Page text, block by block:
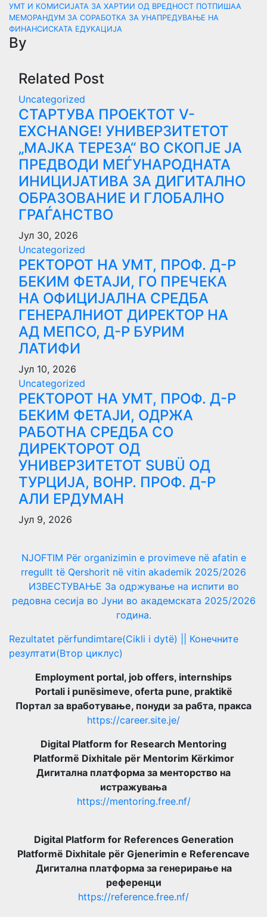
на
напис
УMТ И КОМИСИЈАТА ЗА ХАРТИИ ОД ВРЕДНОСТ ПОТПИШАА
МЕМОРАНДУМ ЗА СОРАБОТКА ЗА УНАПРЕДУВАЊЕ НА
ФИНАНСИСКАТА ЕДУКАЦИЈА
By
Related Post
Uncategorized
СТАРТУВА ПРОЕКТОТ V-
EXCHANGE! УНИВЕРЗИТЕТОТ
„МАЈКА ТЕРЕЗА“ ВО СКОПЈЕ ЈА
ПРЕДВОДИ МЕЃУНАРОДНАТА
ИНИЦИЈАТИВА ЗА ДИГИТАЛНО
ОБРАЗОВАНИЕ И ГЛОБАЛНО
ГРАЃАНСТВО
Јул 30, 2026
Uncategorized
РЕКТОРОТ НА УМТ, ПРОФ. Д-Р
БЕКИМ ФЕТАЈИ, ГО ПРЕЧЕКА
НА ОФИЦИЈАЛНА СРЕДБА
ГЕНЕРАЛНИОТ ДИРЕКТОР НА
АД МЕПСО, Д-Р БУРИМ
ЛАТИФИ
Јул 10, 2026
Uncategorized
РЕКТОРОТ НА УМТ, ПРОФ. Д-Р
БЕКИМ ФЕТАЈИ, ОДРЖА
РАБОТНА СРЕДБА СО
ДИРЕКТОРОТ ОД
УНИВЕРЗИТЕТОТ SUBÜ ОД
ТУРЦИЈА, ВОНР. ПРОФ. Д-Р
АЛИ ЕРДУМАН
Јул 9, 2026
NJOFTIM Për organizimin e provimeve në afatin e
rregullt të Qershorit në vitin akademik 2025/2026
ИЗВЕСТУВАЊЕ За одржување на испити во
редовна сесија во Јуни во академската 2025/2026
година.
Rezultatet përfundimtare(Cikli i dytë) || Конечните
резултати(Втор циклус)
Employment portal, job offers, internships
Portali i punësimeve, oferta pune, praktikë
Портал за вработување, понуди за рабта, пракса
https://career.site.je/
Digital Platform for Research Mentoring
Platformë Dixhitale për Mentorim Kërkimor
Дигитална платформа за менторство на
истражувања
https://mentoring.free.nf/
Digital Platform for References Generation
Platformë Dixhitale për Gjenerimin e Referencave
Дигитална платформа за генерирање на
референци
https://reference.free.nf/